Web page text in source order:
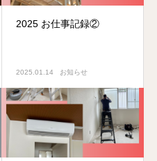
2025 お仕事記録②
2025.01.14 お知らせ